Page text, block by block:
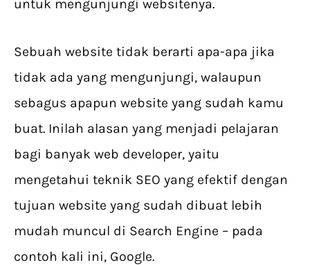
untuk mengunjungi websitenya.
Sebuah website tidak berarti apa-apa jika
tidak ada yang mengunjungi, walaupun
sebagus apapun website yang sudah kamu
buat. Inilah alasan yang menjadi pelajaran
bagi banyak web developer, yaitu
mengetahui teknik SEO yang efektif dengan
tujuan website yang sudah dibuat lebih
mudah muncul di Search Engine – pada
contoh kali ini, Google.